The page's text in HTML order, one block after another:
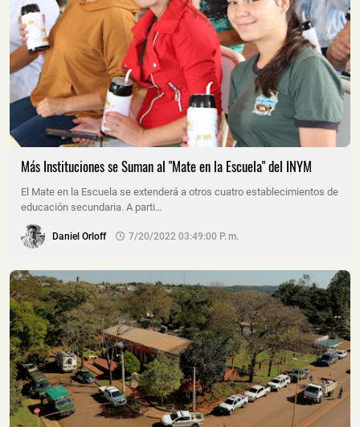
Más Instituciones se Suman al "Mate en la Escuela" del INYM
El Mate en la Escuela se extenderá a otros cuatro establecimientos de
educación secundaria. A parti…
Daniel Orloff 7/20/2022 03:49:00 P. M.